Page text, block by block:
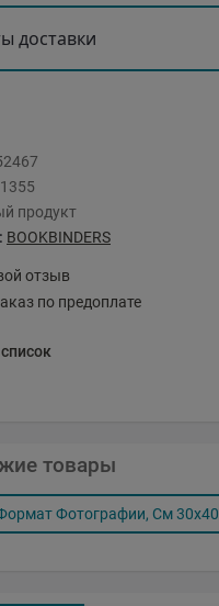
доставки
продукт
BOOKBINDERS
отзыв
по предоплате
товары
Фотографии, См 30x40